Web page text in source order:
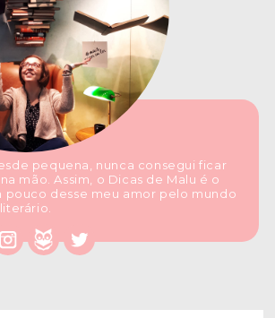
pequena, nunca consegui ficar
mão. Assim, o Dicas de Malu é o
desse meu amor pelo mundo
literário.